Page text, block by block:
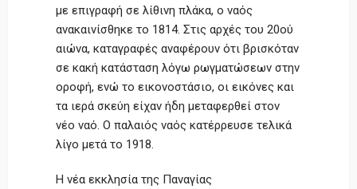
με επιγραφή σε λίθινη πλάκα, ο ναός
ανακαινίσθηκε το 1814. Στις αρχές του 20ού
αιώνα, καταγραφές αναφέρουν ότι βρισκόταν
σε κακή κατάσταση λόγω ρωγματώσεων στην
οροφή, ενώ το εικονοστάσιο, οι εικόνες και
τα ιερά σκεύη είχαν ήδη μεταφερθεί στον
νέο ναό. Ο παλαιός ναός κατέρρευσε τελικά
λίγο μετά το 1918.
Η νέα εκκλησία της Παναγίας